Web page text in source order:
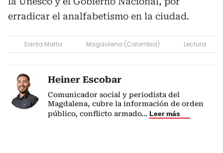
erradicar el analfabetismo en la ciudad.
Santa Marta Magdalena (Colombia) Lectura
Heiner Escobar
Comunicador social y periodista del
Magdalena, cubre la información de orden
público, conflicto armado... Leer más